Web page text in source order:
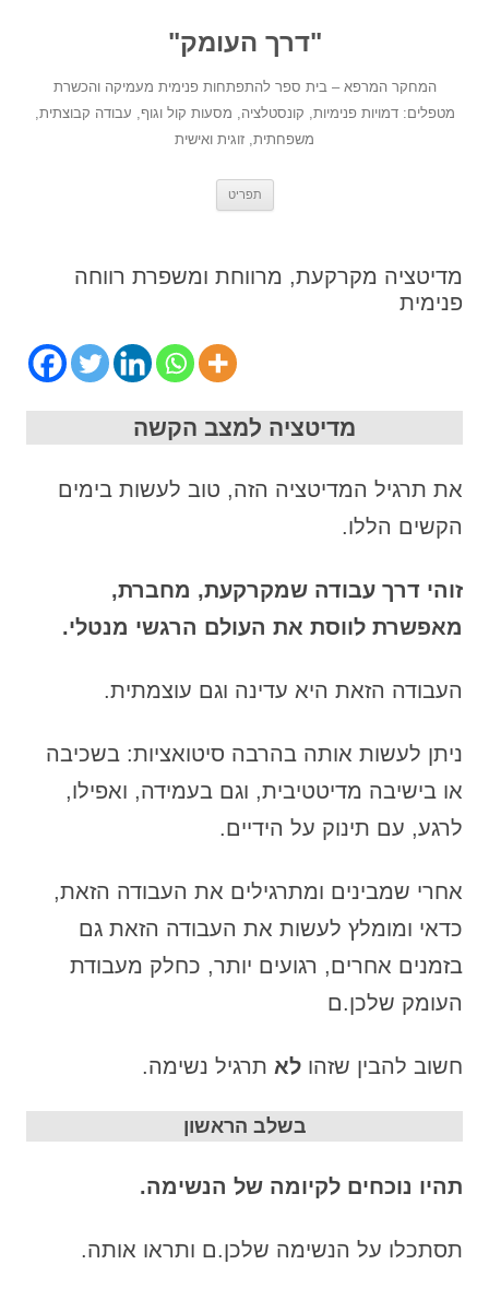
"דרך העומק"
המחקר המרפא – בית ספר להתפתחות פנימית מעמיקה והכשרת
מטפלים: דמויות פנימיות, קונסטלציה, מסעות קול וגוף, עבודה קבוצתית,
משפחתית, זוגית ואישית
תפריט
מדיטציה מקרקעת, מרווחת ומשפרת רווחה
פנימית
מדיטציה למצב הקשה
את תרגיל המדיטציה הזה, טוב לעשות בימים
הקשים הללו.
זוהי דרך עבודה שמקרקעת, מחברת,
מאפשרת לווסת את העולם הרגשי מנטלי.
העבודה הזאת היא עדינה וגם עוצמתית.
ניתן לעשות אותה בהרבה סיטואציות: בשכיבה
או בישיבה מדיטטיבית, וגם בעמידה, ואפילו,
לרגע, עם תינוק על הידיים.
אחרי שמבינים ומתרגילים את העבודה הזאת,
כדאי ומומלץ לעשות את העבודה הזאת גם
בזמנים אחרים, רגועים יותר, כחלק מעבודת
העומק שלכן.ם
חשוב להבין שזהו לא תרגיל נשימה.
בשלב הראשון
תהיו נוכחים לקיומה של הנשימה.
תסתכלו על הנשימה שלכן.ם ותראו אותה.